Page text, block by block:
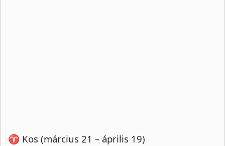
♈ Kos (március 21 – április 19)